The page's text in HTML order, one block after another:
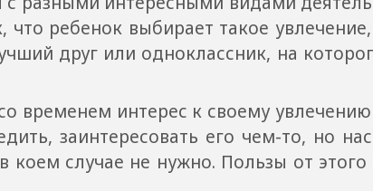
ребенок выбирает такое
друг или одноклассник, на
интерес к своему увлечению
заинтересовать его чем-то, но
случае не нужно. Пользы от этого